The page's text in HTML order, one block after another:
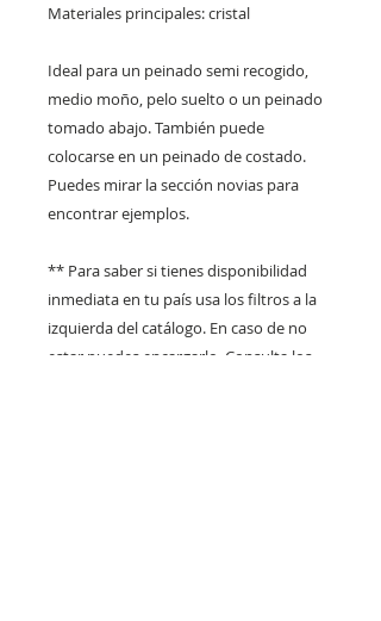
Materiales principales: cristal
Ideal para un peinado semi recogido,
medio moño, pelo suelto o un peinado
tomado abajo. También puede
colocarse en un peinado de costado.
Puedes mirar la sección novias para
encontrar ejemplos.
** Para saber si tienes disponibilidad
inmediata en tu país usa los filtros a la
izquierda del catálogo. En caso de no
estar puedes encargarlo. Consulta los